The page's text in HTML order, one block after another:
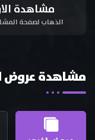
مشاهدة
الذهاب لصفحة
مشاهدة عروض